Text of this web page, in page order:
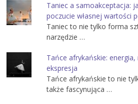
Taniec a samoakceptacja:
poczucie własnej wartości
Taniec to nie tylko forma
narzędzie …
Tańce afrykańskie:
ekspresja
Tańce afrykańskie to nie
także fascynująca …